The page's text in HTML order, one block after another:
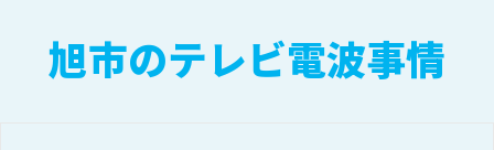
旭市のテレビ電波事情